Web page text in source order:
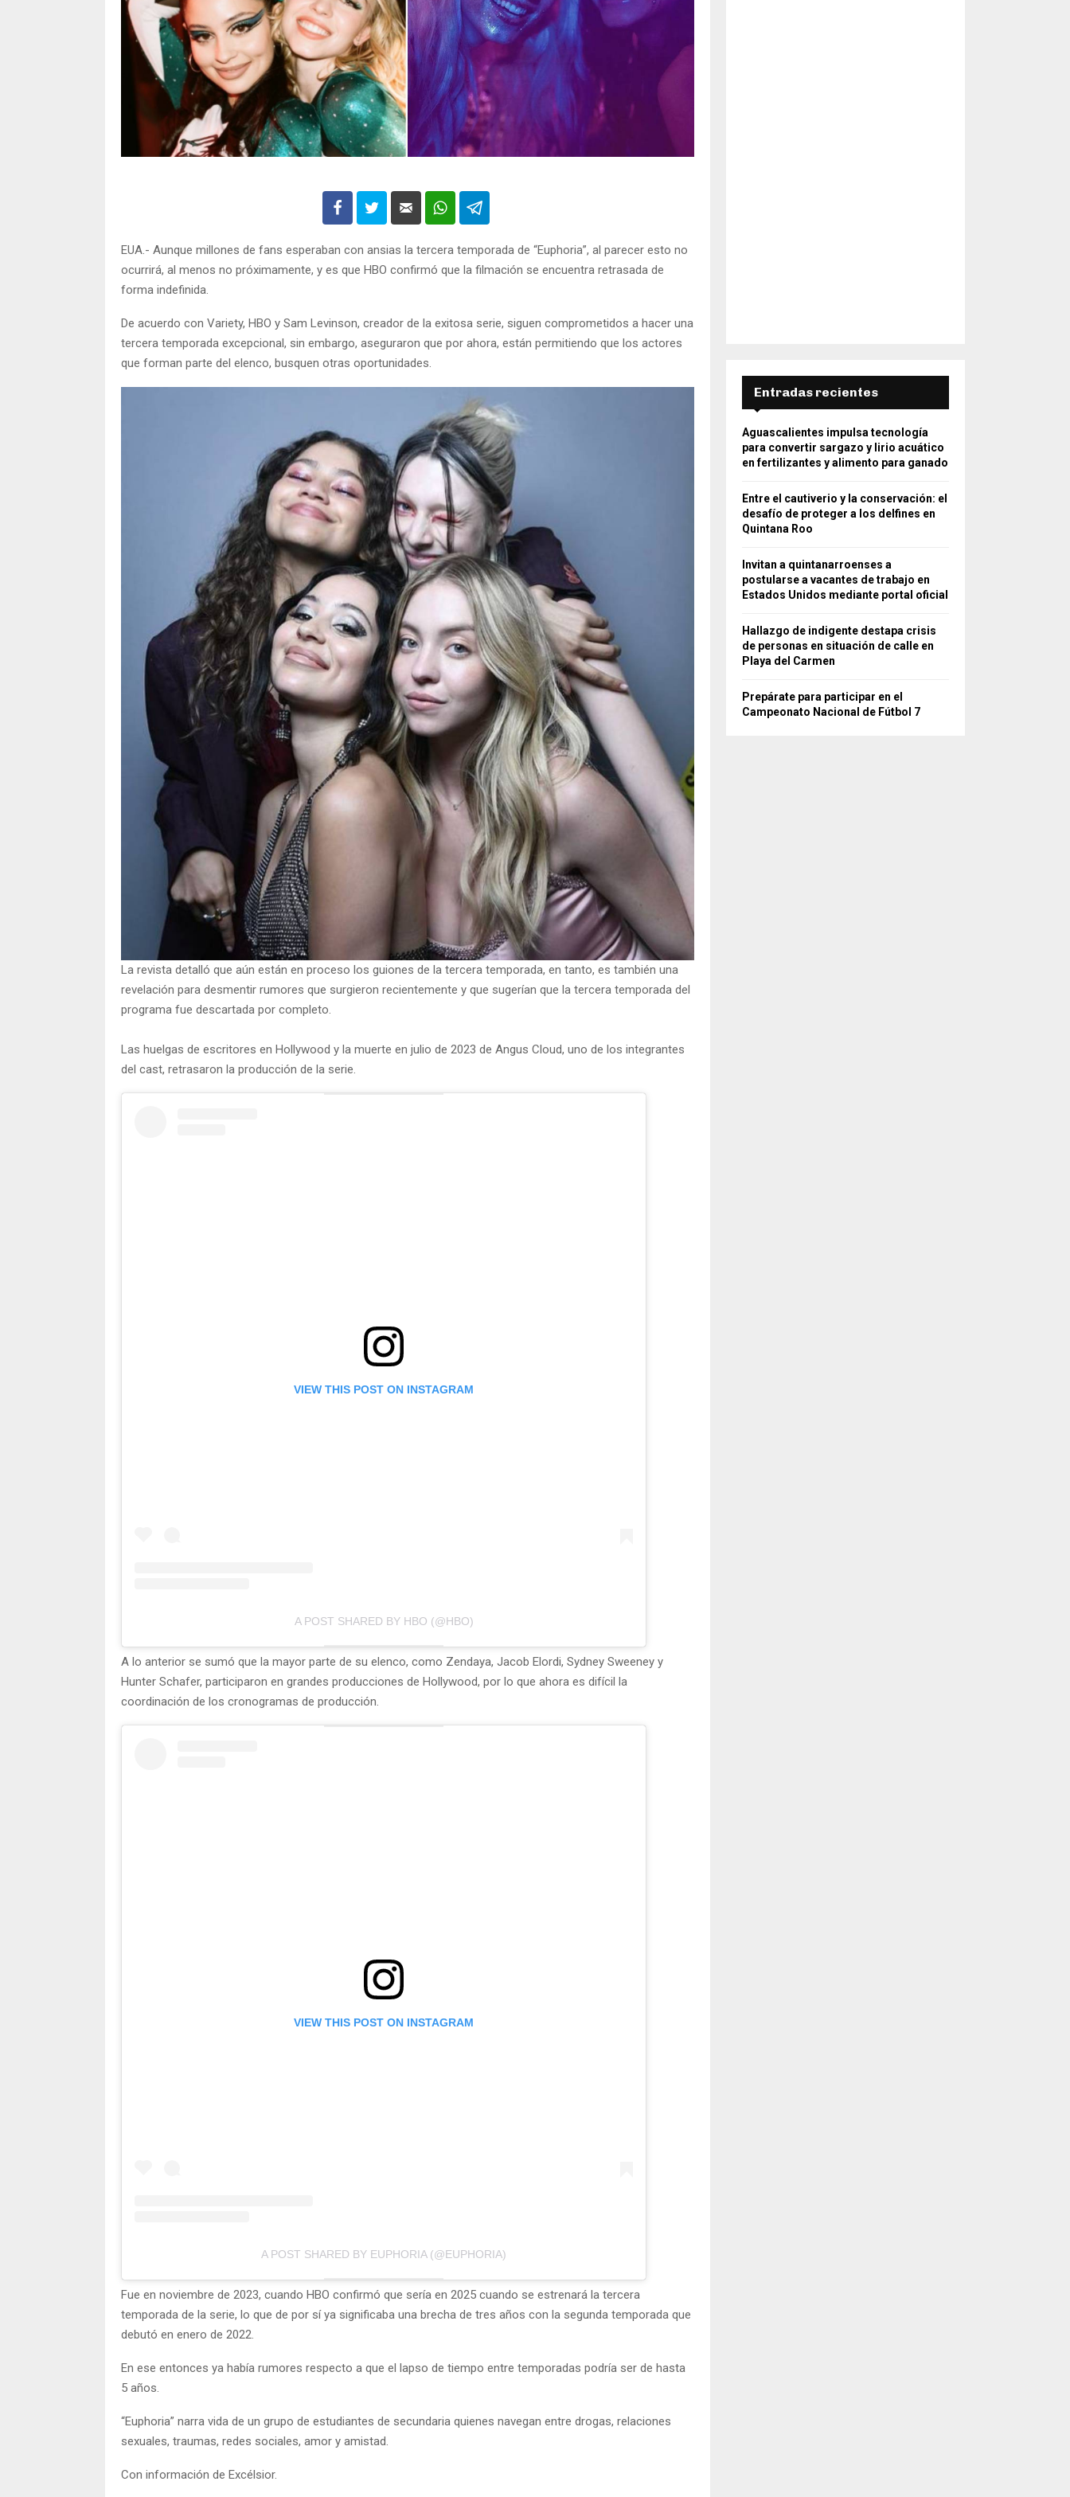
EUA.- Aunque millones de fans esperaban con ansias la tercera temporada de “Euphoria”, al parecer esto no
ocurrirá, al menos no próximamente, y es que HBO confirmó que la filmación se encuentra retrasada de
forma indefinida.
De acuerdo con Variety, HBO y Sam Levinson, creador de la exitosa serie, siguen comprometidos a hacer una
tercera temporada excepcional, sin embargo, aseguraron que por ahora, están permitiendo que los actores
que forman parte del elenco, busquen otras oportunidades.
La revista detalló que aún están en proceso los guiones de la tercera temporada, en tanto, es también una
revelación para desmentir rumores que surgieron recientemente y que sugerían que la tercera temporada del
programa fue descartada por completo.
Las huelgas de escritores en Hollywood y la muerte en julio de 2023 de Angus Cloud, uno de los integrantes
del cast, retrasaron la producción de la serie.
VIEW THIS POST ON INSTAGRAM
A POST SHARED BY HBO (@HBO)
A lo anterior se sumó que la mayor parte de su elenco, como Zendaya, Jacob Elordi, Sydney Sweeney y
Hunter Schafer, participaron en grandes producciones de Hollywood, por lo que ahora es difícil la
coordinación de los cronogramas de producción.
VIEW THIS POST ON INSTAGRAM
A POST SHARED BY EUPHORIA (@EUPHORIA)
Fue en noviembre de 2023, cuando HBO confirmó que sería en 2025 cuando se estrenará la tercera
temporada de la serie, lo que de por sí ya significaba una brecha de tres años con la segunda temporada que
debutó en enero de 2022.
En ese entonces ya había rumores respecto a que el lapso de tiempo entre temporadas podría ser de hasta
5 años.
“Euphoria” narra vida de un grupo de estudiantes de secundaria quienes navegan entre drogas, relaciones
sexuales, traumas, redes sociales, amor y amistad.
Con información de Excélsior.
Entradas recientes
Aguascalientes impulsa tecnología
para convertir sargazo y lirio acuático
en fertilizantes y alimento para ganado
Entre el cautiverio y la conservación: el
desafío de proteger a los delfines en
Quintana Roo
Invitan a quintanarroenses a
postularse a vacantes de trabajo en
Estados Unidos mediante portal oficial
Hallazgo de indigente destapa crisis
de personas en situación de calle en
Playa del Carmen
Prepárate para participar en el
Campeonato Nacional de Fútbol 7